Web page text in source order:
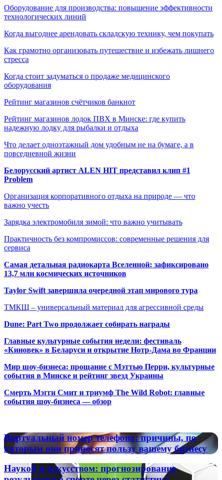
Оборудование для производства: повышение эффективности
технологических линий
Когда выгоднее арендовать складскую технику, чем покупать
Как грамотно организовать путешествие и избежать лишнего
стресса
Когда стоит задуматься о продаже медицинского
оборудования
Рейтинг магазинов счётчиков банкнот
Рейтинг магазинов лодок ПВХ в Минске: где купить
надежную лодку для рыбалки и отдыха
Что делает одноэтажный дом удобным не на бумаге, а в
повседневной жизни
Белорусский артист ALEN HIT представил клип #1
Problem
Организация корпоративного отдыха на природе — что
важно учесть
Зарядка электромобиля зимой: что важно учитывать
Практичность без компромиссов: современные решения для
сервиса
Самая детальная радиокарта Вселенной: зафиксировано
13,7 млн космических источников
Taylor Swift завершила очередной этап мирового тура
ТМКЩ – универсальный материал для агрессивной среды
Dune: Part Two продолжает собирать награды
Главные культурные события недели: фестиваль
«Киновек» в Беларуси и открытие Нотр-Дама во Франции
Мир шоу-бизнеса: прощание с Мэттью Перри, культурные
события в Минске и рейтинг звезд Украины
Смерть Мэгги Смит и триумф The Wild Robot: главные
события шоу-бизнеса — обзор
Виртуальный
номер
телефона:
причины,
по
Виртуальный номер телефона: причины, по
которым они приносят пользу вашему бизнесу
Наукой
и
Наукой и искусством: прогнозирование